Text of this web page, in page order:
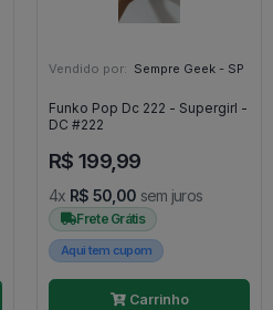
Vendido por: Sempre Geek - SP
Funko Pop Dc 222 - Supergirl -
DC #222
R$ 199,99
4x R$ 50,00 sem juros
Frete Grátis
Aqui tem cupom
Carrinho